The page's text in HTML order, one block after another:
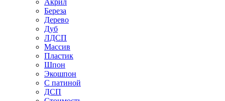
Акрил
Береза
Дерево
Дуб
ЛДСП
Массив
Пластик
Шпон
Экошпон
С патиной
ДСП